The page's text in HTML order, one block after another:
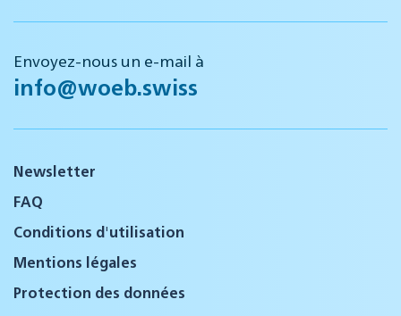
Envoyez-nous un e-mail à
info@woeb.swiss
Newsletter
FAQ
Conditions d'utilisation
Mentions légales
Protection des données